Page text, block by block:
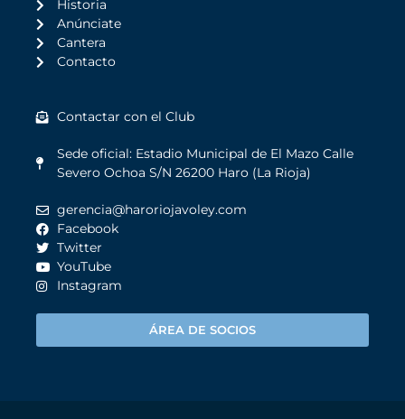
Historia
Anúnciate
Cantera
Contacto
Contactar con el Club
Sede oficial: Estadio Municipal de El Mazo Calle
Severo Ochoa S/N 26200 Haro (La Rioja)
gerencia@haroriojavoley.com
Facebook
Twitter
YouTube
Instagram
ÁREA DE SOCIOS